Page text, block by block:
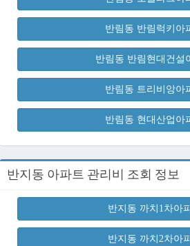
반림동 반림럭키아
반림동 반림현대건설
반림동 트리비앙아
반림동 현대산업아
반지동 아파트 관리비 조회 정보
반지동 까치1차아
반지동 까치2차아